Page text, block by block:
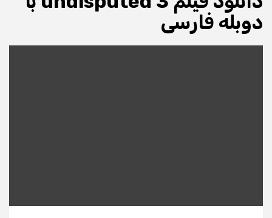
دوبله فارسی